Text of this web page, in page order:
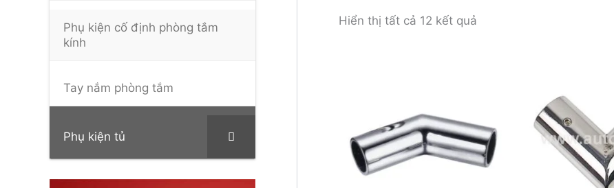
Phụ kiện cố định phòng tắm
kính
Tay nắm phòng tắm
Phụ kiện tủ
Hiển thị tất cả 12 kết quả